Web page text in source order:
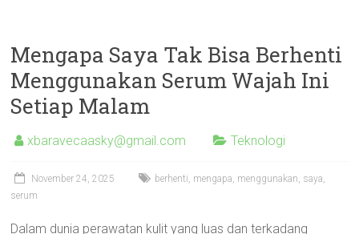
Mengapa Saya Tak Bisa Berhenti
Menggunakan Serum Wajah Ini
Setiap Malam
xbaravecaasky@gmail.com Teknologi
November 24, 2025 berhenti, mengapa, menggunakan, saya,
serum
Dalam dunia perawatan kulit yang luas dan terkadang